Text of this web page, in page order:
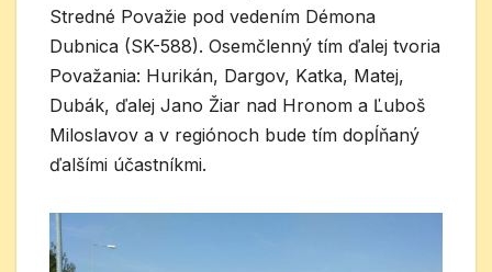
Stredné Považie pod vedením Démona
Dubnica (SK-588). Osemčlenný tím ďalej tvoria
Považania: Hurikán, Dargov, Katka, Matej,
Dubák, ďalej Jano Žiar nad Hronom a Ľuboš
Miloslavov a v regiónoch bude tím dopĺňaný
ďalšími účastníkmi.